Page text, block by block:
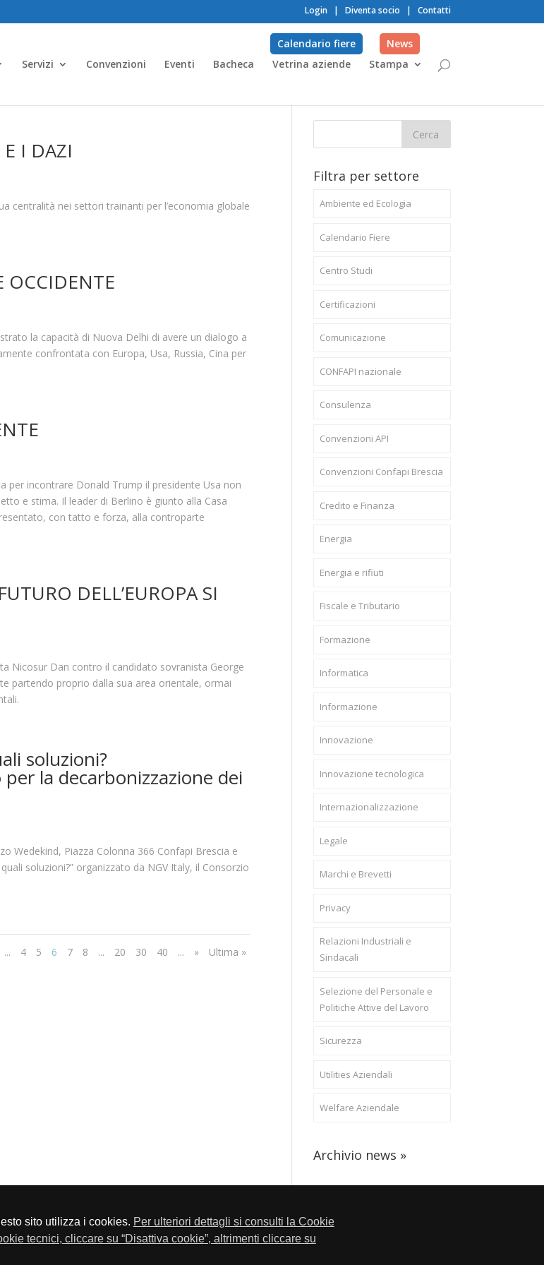
sito utilizza i cookies. Per ulteriori dettagli si consulti la Cookie
tecnici, cliccare su “Disattiva cookie”, altrimenti cliccare su
Login | Diventa socio | Contatti
Servizi Convenzioni Eventi Bacheca Vetrina aziende Stampa
Calendario fiere News
I DAZI
centralità nei settori trainanti per l’economia globale
OCCIDENTE
la capacità di Nuova Delhi di avere un dialogo a
confrontata con Europa, Usa, Russia, Cina per
per incontrare Donald Trump il presidente Usa non
e stima. Il leader di Berlino è giunto alla Casa
con tatto e forza, alla controparte
DELL’EUROPA SI
Nicosur Dan contro il candidato sovranista George
partendo proprio dalla sua area orientale, ormai
soluzioni?
la decarbonizzazione dei
Wedekind, Piazza Colonna 366 Confapi Brescia e
soluzioni?” organizzato da NGV Italy, il Consorzio
... 4 5 6 7 8 ... 20 30 40 ... » Ultima »
Filtra per settore
Ambiente ed Ecologia
Calendario Fiere
Centro Studi
Certificazioni
Comunicazione
CONFAPI nazionale
Consulenza
Convenzioni API
Convenzioni Confapi Brescia
Credito e Finanza
Energia
Energia e rifiuti
Fiscale e Tributario
Formazione
Informatica
Informazione
Innovazione
Innovazione tecnologica
Internazionalizzazione
Legale
Marchi e Brevetti
Privacy
Relazioni Industriali e
Sindacali
Selezione del Personale e
Politiche Attive del Lavoro
Sicurezza
Utilities Aziendali
Welfare Aziendale
Archivio news »
Telefono 030-23076 - Fax 030-2304108